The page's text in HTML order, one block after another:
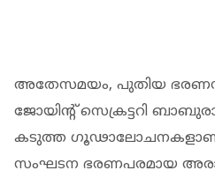
അതേസമയം, പുതിയ
ജോയിന്റ് സെക്രട്ടറി
കടുത്ത ഗൂഢാലോചനകളാണ്
സംഘടന ഭരണപരമായ